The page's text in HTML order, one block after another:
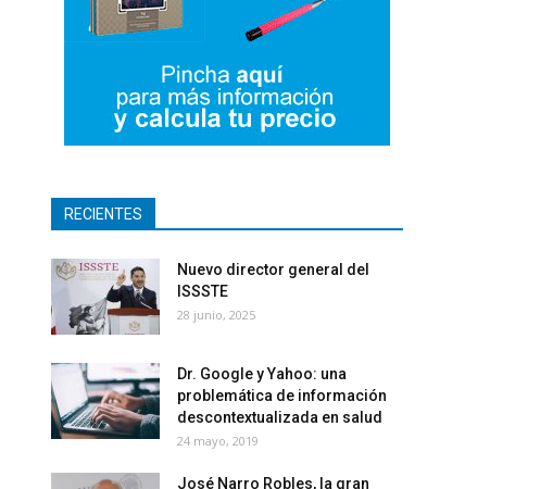
RECIENTES
Nuevo director general del
ISSSTE
28 junio, 2025
Dr. Google y Yahoo: una
problemática de información
descontextualizada en salud
24 mayo, 2019
José Narro Robles, la gran